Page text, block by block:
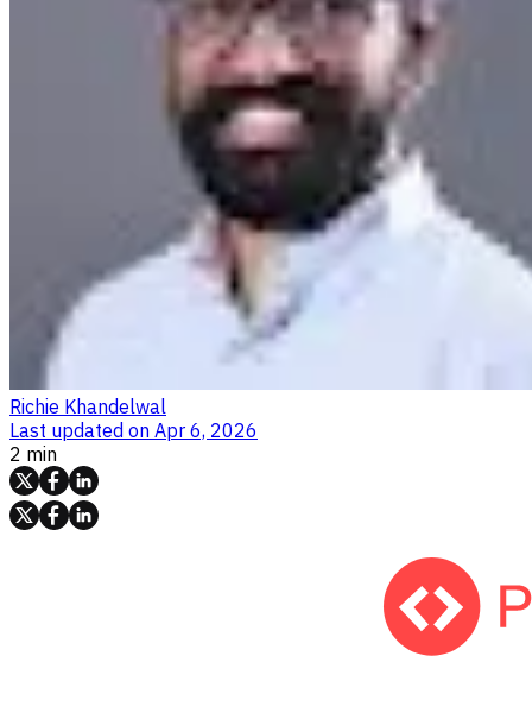
Richie Khandelwal
Last updated on Apr 6, 2026
2 min